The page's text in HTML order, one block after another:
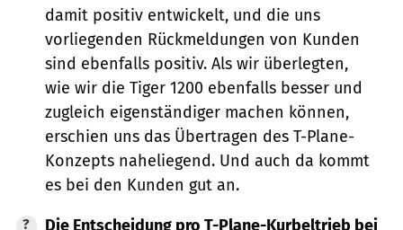
damit positiv entwickelt, und die uns
vorliegenden Rückmeldungen von Kunden
sind ebenfalls positiv. Als wir überlegten,
wie wir die Tiger 1200 ebenfalls besser und
zugleich eigenständiger machen können,
erschien uns das Übertragen des T-Plane-
Konzepts naheliegend. Und auch da kommt
es bei den Kunden gut an.
Die Entscheidung pro T-Plane-Kurbeltrieb bei